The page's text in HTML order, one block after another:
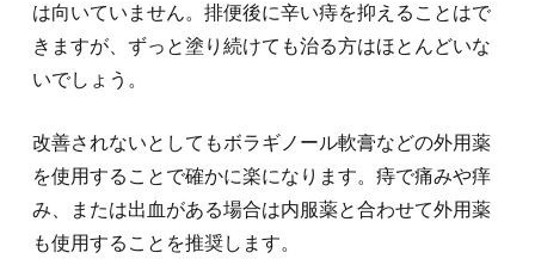
は向いていません。排便後に辛い痔を抑えることはで
きますが、ずっと塗り続けても治る方はほとんどいな
いでしょう。
改善されないとしてもボラギノール軟膏などの外用薬
を使用することで確かに楽になります。痔で痛みや痒
み、または出血がある場合は内服薬と合わせて外用薬
も使用することを推奨します。